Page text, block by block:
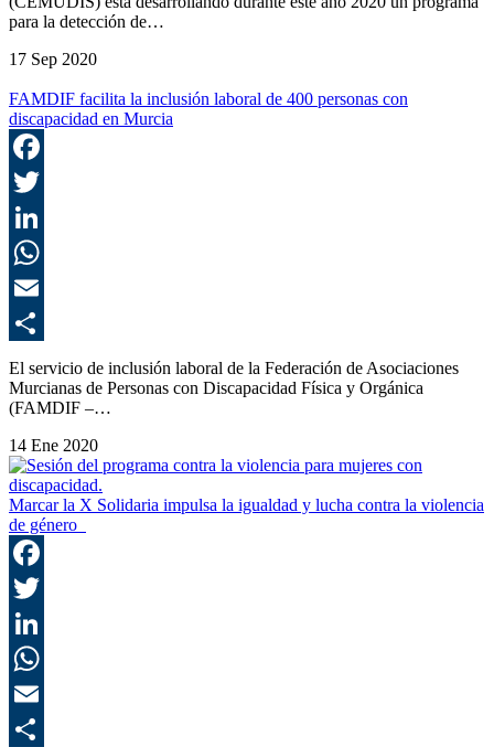
para la detección de…
17 Sep 2020
FAMDIF facilita la inclusión laboral de 400 personas con
discapacidad en Murcia
El servicio de inclusión laboral de la Federación de Asociaciones
Murcianas de Personas con Discapacidad Física y Orgánica
(FAMDIF –…
14 Ene 2020
Marcar la X Solidaria impulsa la igualdad y lucha contra la violencia
de género